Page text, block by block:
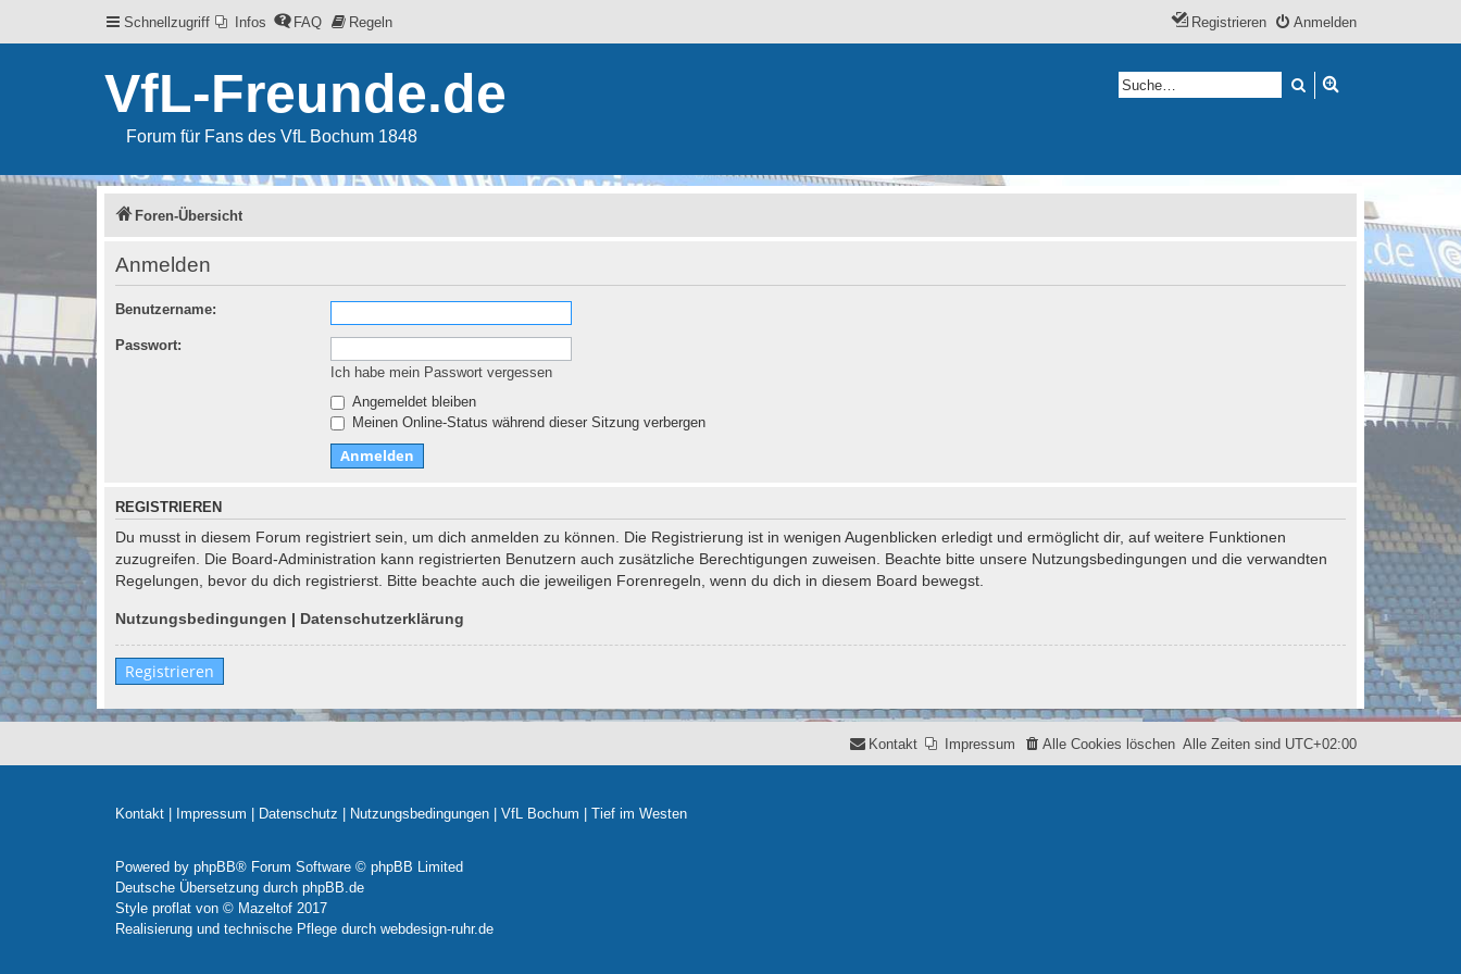
Schnellzugriff Infos FAQ Regeln Anmelden
Registrieren
VfL-Freunde.de
Forum für Fans des VfL Bochum 1848
Suche
Foren-Übersicht
Anmelden
Benutzername:
Passwort:
Ich habe mein Passwort vergessen
Angemeldet bleiben
Meinen Online-Status während dieser Sitzung verbergen
REGISTRIEREN
Du musst in diesem Forum registriert sein, um dich anmelden zu können. Die Registrierung ist in wenigen Augenblicken erledigt und ermöglicht dir, auf weitere Funktionen
zuzugreifen. Die Board-Administration kann registrierten Benutzern auch zusätzliche Berechtigungen zuweisen. Beachte bitte unsere Nutzungsbedingungen und die verwandten
Regelungen, bevor du dich registrierst. Bitte beachte auch die jeweiligen Forenregeln, wenn du dich in diesem Board bewegst.
Nutzungsbedingungen | Datenschutzerklärung
Registrieren
Alle Zeiten sind UTC+02:00
Alle Cookies löschen
Impressum
Kontakt
Kontakt Impressum Datenschutz Nutzungsbedingungen VfL Bochum Tief im Westen
Powered by phpBB® Forum Software © phpBB Limited
Deutsche Übersetzung durch phpBB.de
Style proflat von © Mazeltof 2017
Realisierung und technische Pflege durch webdesign-ruhr.de